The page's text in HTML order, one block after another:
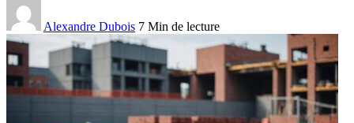
Alexandre Dubois 7 Min de lecture